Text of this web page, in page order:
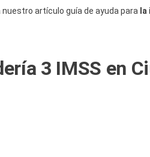
artículo guía de ayuda para
3 IMSS en